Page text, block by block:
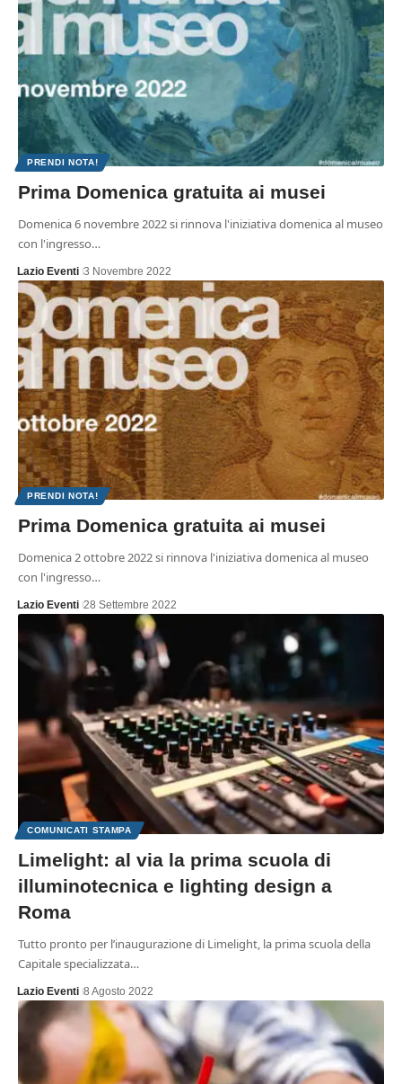
PRENDI NOTA!
Prima Domenica gratuita ai musei
Domenica 6 novembre 2022 si rinnova l'iniziativa domenica al museo
con l'ingresso…
Lazio Eventi 3 Novembre 2022
PRENDI NOTA!
Prima Domenica gratuita ai musei
Domenica 2 ottobre 2022 si rinnova l'iniziativa domenica al museo
con l'ingresso…
Lazio Eventi 28 Settembre 2022
COMUNICATI STAMPA
Limelight: al via la prima scuola di
illuminotecnica e lighting design a
Roma
Tutto pronto per l’inaugurazione di Limelight, la prima scuola della
Capitale specializzata…
Lazio Eventi 8 Agosto 2022